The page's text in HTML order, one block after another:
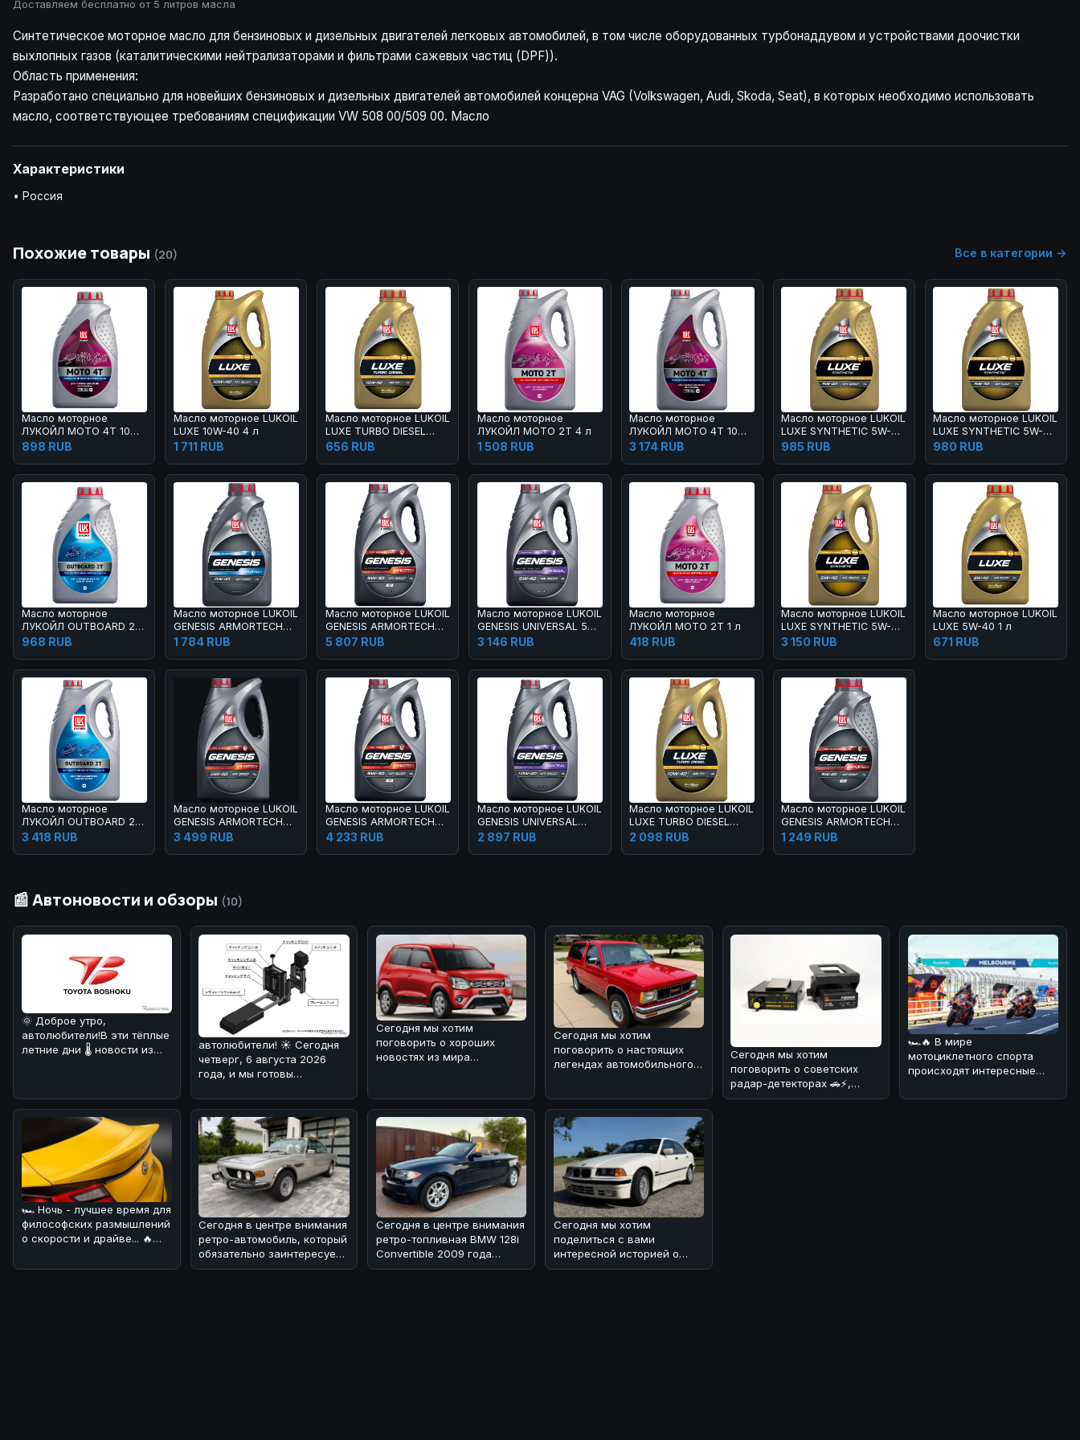
Доставляем бесплатно от 5 литров масла
Синтетическое моторное масло для бензиновых и дизельных двигателей легковых автомобилей, в том числе оборудованных турбонаддувом и устройствами доочистки
выхлопных газов (каталитическими нейтрализаторами и фильтрами сажевых частиц (DPF)).
Область применения:
Разработано специально для новейших бензиновых и дизельных двигателей автомобилей концерна VAG (Volkswagen, Audi, Skoda, Seat), в которых необходимо использовать
масло, соответствующее требованиям спецификации VW 508 00/509 00. Масло
Характеристики
• Россия
Похожие товары (20) Все в категории →
Масло моторное
ЛУКОЙЛ МОТО 4Т 10W-
40 1 л
898 RUB
Масло моторное LUKOIL
LUXE 10W-40 4 л
1 711 RUB
Масло моторное LUKOIL
LUXE TURBO DIESEL
10W-40 1 л
656 RUB
Масло моторное
ЛУКОЙЛ МОТО 2Т 4 л
1 508 RUB
Масло моторное
ЛУКОЙЛ МОТО 4Т 10W-
40 4 л
3 174 RUB
Масло моторное LUKOIL
LUXE SYNTHETIC 5W-40
1 л
985 RUB
Масло моторное LUKOIL
LUXE SYNTHETIC 5W-30
1 л
980 RUB
Масло моторное
ЛУКОЙЛ OUTBOARD 2Т
1 л
968 RUB
Масло моторное LUKOIL
GENESIS ARMORTECH
0W-40 1 л
1 784 RUB
Масло моторное LUKOIL
GENESIS ARMORTECH
GC 5W-30 4 л
5 807 RUB
Масло моторное LUKOIL
GENESIS UNIVERSAL 5W-
40 4 л
3 146 RUB
Масло моторное
ЛУКОЙЛ МОТО 2Т 1 л
418 RUB
Масло моторное LUKOIL
LUXE SYNTHETIC 5W-40
4 л
3 150 RUB
Масло моторное LUKOIL
LUXE 5W-40 1 л
671 RUB
Масло моторное
ЛУКОЙЛ OUTBOARD 2Т
4 л
3 418 RUB
Масло моторное LUKOIL
GENESIS ARMORTECH
5W-40 4 л
3 499 RUB
Масло моторное LUKOIL
GENESIS ARMORTECH
FD 5W-30 4 л
4 233 RUB
Масло моторное LUKOIL
GENESIS UNIVERSAL
10W-40 4 л
2 897 RUB
Масло моторное LUKOIL
LUXE TURBO DIESEL
10W-40 4 л
2 098 RUB
Масло моторное LUKOIL
GENESIS ARMORTECH
CN 5W-40 1 л
1 249 RUB
📰 Автоновости и обзоры (10)
🌞 Доброе утро,
автолюбители!В эти тёплые
летние дни 🌡️ новости из
автолюбители! ☀️ Сегодня
четверг, 6 августа 2026
года, и мы готовы
интересной ново
Сегодня мы хотим
поговорить о хороших
новостях из мира
Maruti
Сегодня мы хотим
поговорить о настоящих
легендах автомобильного
Сегодня мы хотим
поговорить о советских
радар-детекторах 🚗⚡,
которые в конце прошлого
🏎🔥 В мире
мотоциклетного спорта
происходят интересные
преддверии нового сезона
🏎 Ночь - лучшее время для
философских размышлений
о скорости и драйве... 🔥
Сегодня в центре внимания
ретро-автомобиль, который
обязательно заинтересует
поклонников BMW! 🏎Речь
Сегодня в центре внимания
ретро-топливная BMW 128i
Convertible 2009 года
выпуска с 6-скоростной
Сегодня мы хотим
поделиться с вами
интересной историей о
редком экземпляре BMW